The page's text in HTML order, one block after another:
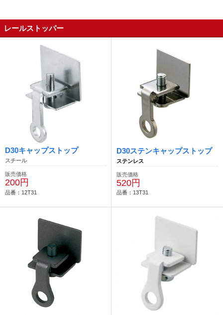
レールストッパー
D30キャップストップ
スチール
販売価格
200円
品番：12T31
D30ステンキャップストップ
ステンレス
販売価格
520円
品番：13T31